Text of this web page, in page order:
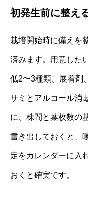
初発生前に整え
栽培開始時に備えを
済みます。用意した
低2〜3種類、展着剤
サミとアルコール消
に、株間と葉枚数の
書き出しておくと、
定をカレンダーに入
おくと確実です。